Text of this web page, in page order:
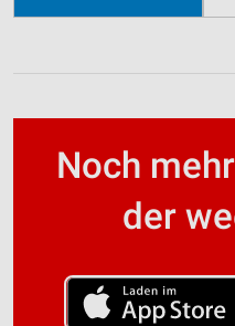
Noch
der